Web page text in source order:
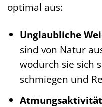
optimal aus:
Unglaubliche
sind von Natur
wodurch sie sich
schmiegen und